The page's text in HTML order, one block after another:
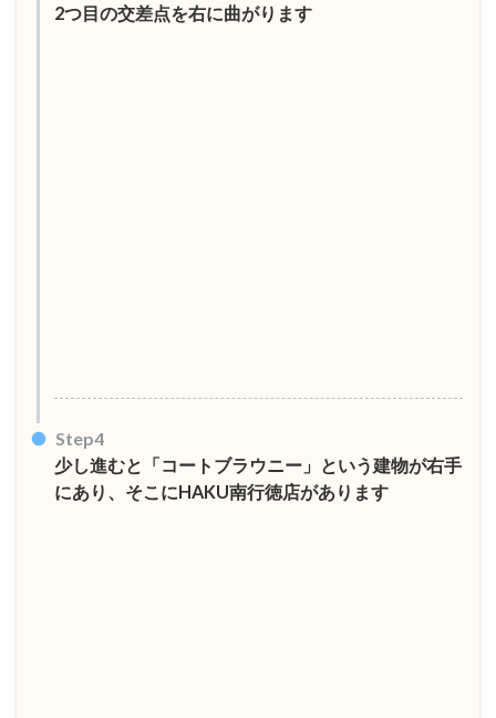
2つ目の交差点を右に曲がります
Step4
少し進むと「コートブラウニー」という建物が右手
にあり、そこにHAKU南行徳店があります